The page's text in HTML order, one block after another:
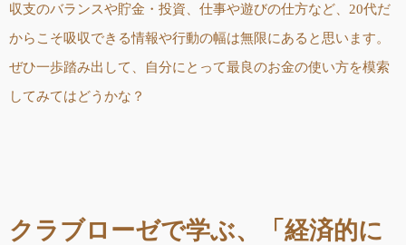
収支のバランスや貯金・投資、仕事や遊びの仕方など、20代だ
からこそ吸収できる情報や行動の幅は無限にあると思います。
ぜひ一歩踏み出して、自分にとって最良のお金の使い方を模索
してみてはどうかな？
クラブローゼで学ぶ、「経済的に